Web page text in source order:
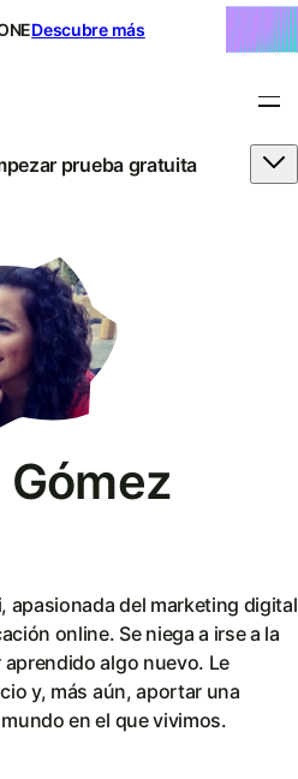
Descubre más
prueba gratuita
Gómez
apasionada del marketing digital
online. Se niega a irse a la
algo nuevo. Le
y, más aún, aportar una
en el que vivimos.